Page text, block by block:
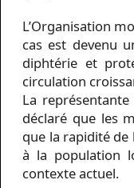
L’Organisation
cas est devenu
diphtérie et
circulation
La
déclaré que les
que la rapidité
à la population
contexte actuel.